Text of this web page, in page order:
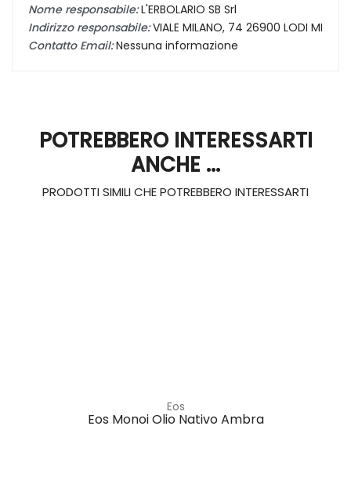
Nome responsabile:L'ERBOLARIO SB Srl
Indirizzo responsabile:VIALE MILANO, 74 26900 LODI MI
Contatto Email:Nessuna informazione
POTREBBERO INTERESSARTI
ANCHE ...
PRODOTTI SIMILI CHE POTREBBERO INTERESSARTI
Eos
Eos Monoi Olio Nativo Ambra